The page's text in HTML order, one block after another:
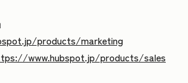
products/marketing
www.hubspot.jp/products/sales